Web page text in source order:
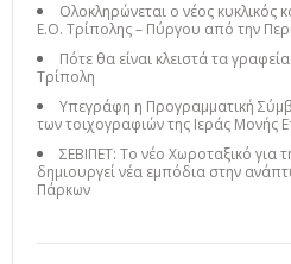
Ολοκληρώνεται ο νέος κυκλικός
Ε.Ο. Τρίπολης – Πύργου από την
Πότε θα είναι κλειστά τα
Τρίπολη
Υπεγράφη η Προγραμματική
των τοιχογραφιών της Ιεράς Μονής
ΣΕΒΙΠΕΤ: Το νέο Χωροταξικό για
δημιουργεί νέα εμπόδια στην
Πάρκων